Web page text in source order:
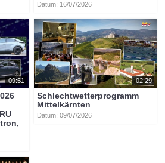
Datum: 16/07/2026
09:51 02:29
Schlechtwetterprogramm
Mittelkärnten
Datum: 09/07/2026